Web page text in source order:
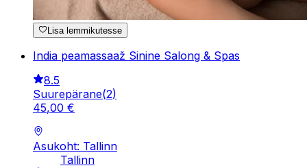
Lisa lemmikutesse
India peamassaaž Sinine Salong & Spas
8.5
Suurepärane(2)
45,00 €
Asukoht: Tallinn
Tallinn